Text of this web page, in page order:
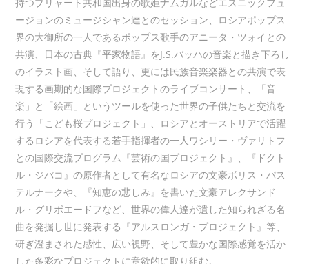
ージョンのミュージシャン達とのセッション、ロシアポップス
界の大御所の一人であるポップス歌手のアニータ・ツォイとの
共演、日本の古典『平家物語』をJ.S.バッハの音楽と描き下ろし
のイラスト画、そして語り、更には民族音楽楽器との共演で表
現する画期的な国際プロジェクトのライブコンサート、「音
楽」と「絵画」というツールを使った世界の子供たちと交流を
行う「こども桜プロジェクト」、ロシアとオーストリアで活躍
するロシアを代表する若手指揮者の一人ワシリー・ヴァリトフ
との国際交流プログラム『芸術の国プロジェクト』、『ドクト
ル・ジバコ』の原作者として有名なロシアの文豪ボリス・パス
テルナークや、『知恵の悲しみ』を書いた文豪アレクサンド
ル・グリボエードフなど、世界の偉人達が遺した知られざる名
曲を発掘し世に発表する『アルスロンガ・プロジェクト』等、
研ぎ澄まされた感性、広い視野、そして豊かな国際感覚を活か
した多彩なプロジェクトに意欲的に取り組む。